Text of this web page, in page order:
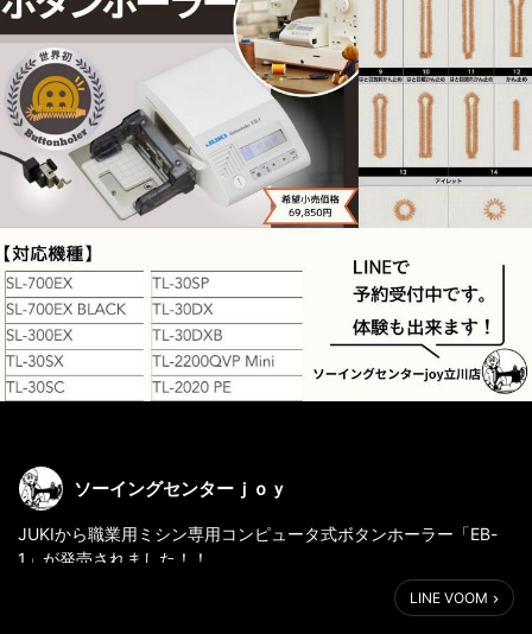
ソーイングセンターｊｏｙ
JUKIから職業用ミシン専用コンピュータ式ボタンホーラー「EB-
1」が発売されました！！
LINE VOOM